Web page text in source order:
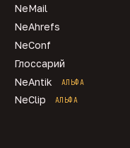
NeMail
NeAhrefs
NeConf
Глоссарий
NeAntik
АЛЬФА
NeClip АЛЬФА